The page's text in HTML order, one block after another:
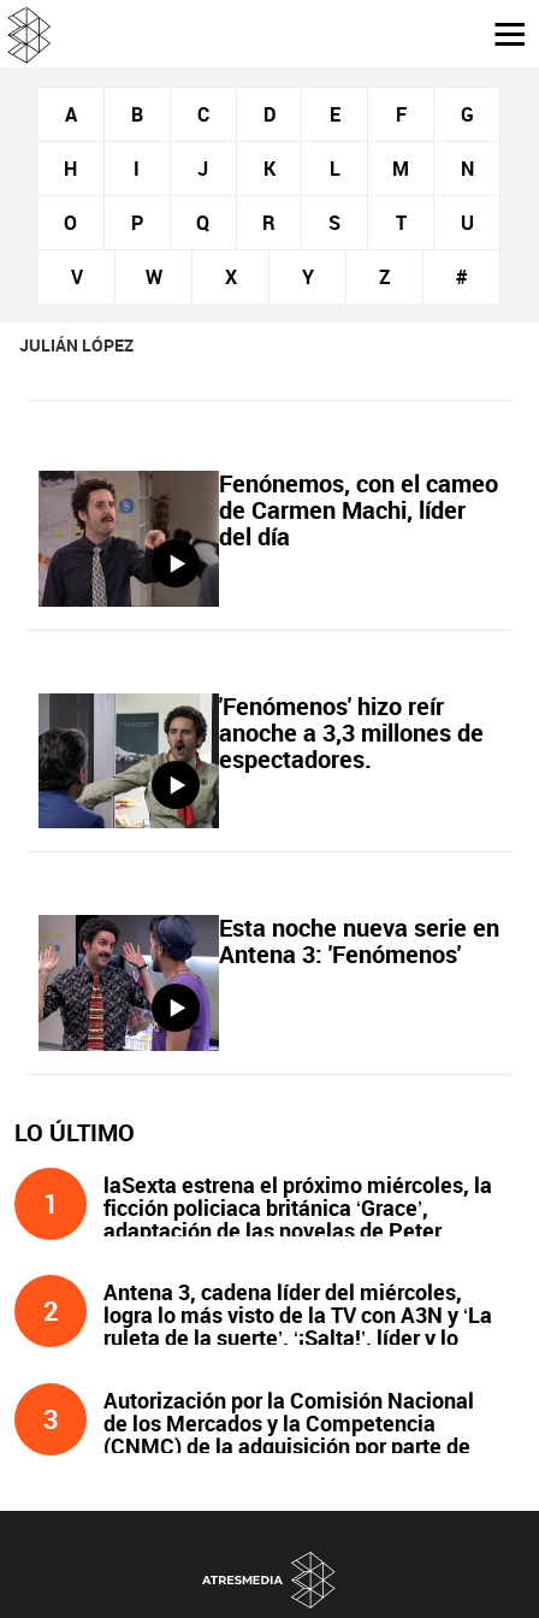
A B C D E F G
H I J K L M N
O P Q R S T U
V W X Y Z #
JULIÁN LÓPEZ
Fenónemos, con el cameo
de Carmen Machi, líder
del día
'Fenómenos' hizo reír
anoche a 3,3 millones de
espectadores.
Esta noche nueva serie en
Antena 3: 'Fenómenos'
LO ÚLTIMO
1
laSexta estrena el próximo miércoles, la
ficción policiaca británica ‘Grace’,
adaptación de las novelas de Peter
2
Antena 3, cadena líder del miércoles,
logra lo más visto de la TV con A3N y ‘La
ruleta de la suerte’. ‘¡Salta!’, líder y lo
3
Autorización por la Comisión Nacional
de los Mercados y la Competencia
(CNMC) de la adquisición por parte de
compromisos asumidos